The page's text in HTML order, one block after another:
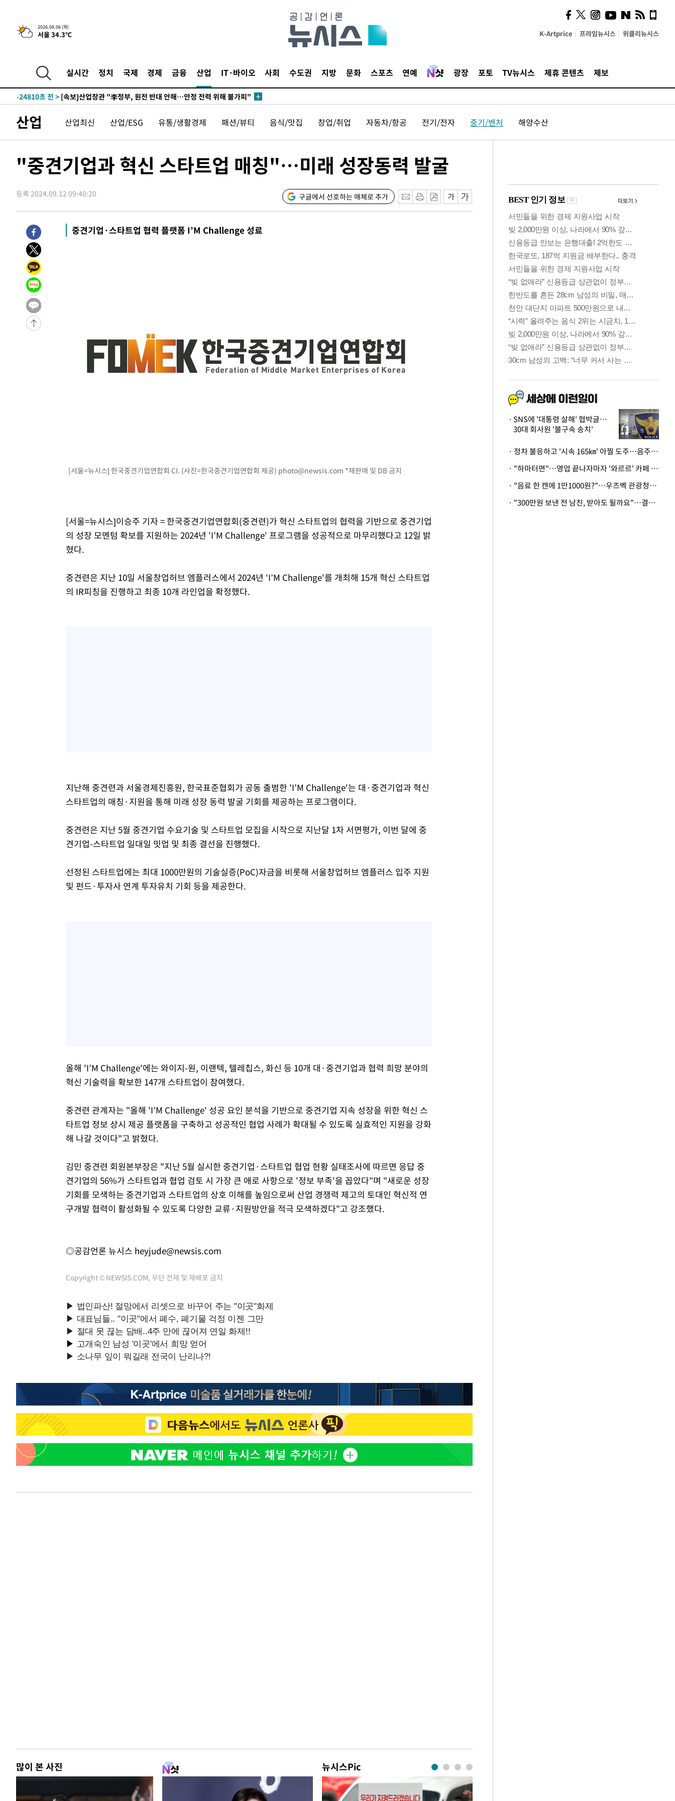
2026.08.06 (목)
서울 34.3℃ K-Artprice 프라임뉴시스 위클리뉴시스
실시간 정치 국제 경제 금융 산업 IT·바이오 사회 수도권 지방 문화 스포츠 연예 광장 포토 TV뉴시스 제휴 콘텐츠 제보
3시간 전 >[속보] "이란-오만, 호르무즈 해협 통행 항로 합의" 이란 외무부 대변인
-28312초 전 >
트럼프, 한국계 진보 주지사 후보 맹공…"공산주의가 최대 위협"
-28290초 전 >
-24810초 전 > [속보]산업장관 "李정부, 원전 반대 안해…안정 전력 위해 불가피"
색
-22894초 전 >
[속보]산업장관 "美무역법 제301조 과잉생산 결과 발표 8월 중 예
-22687초 전 >[속보]코스피 매도사이드카 발동…4%대 급락
-19520초 전 > 서울 열대야 15일째 지속…비공식 '초열대야' 30도 넘어
-18070초 전 >[속보]코스피, 119.51포인트(1.81%) 내린 6478.75 개장
-14517초 전 >6월 경상수지 497.3억 달러…두 달 연속 사상 최대
-14468초 전 >
서울 낮 39도 '폭염중대경보'…40도 관측 가능성도
-11830초 전 >
미 워싱턴주 스포캔 시의 통제불능 3개 산불, 방화선 일부 구축
-4003초 전 >
우 0.49%↑
-2358초 전 >
임 3년 인터뷰
3시간 전 >
-28675초 전 >
-28312초 전 >
-28290초 전 >
[속보]산업장관 "李정부, 원전 반대 안해…안정 전력 위해 불가피"
[속보]경찰, '홍명보 선임 논란' 대한축구협회·축구회관 등 압수수
[속보]산업장관 "美무역법 제301조 과잉생산 결과 발표 8월 중 예
미 워싱턴주 스포캔 시의 통제불능 3개 산불, 방화선 일부 구축
[속보] "이란-오만, 호르무즈 해협 통행 항로 합의" 이란 외무부 대변인
산업 산업최신 산업/ESG 유통/생활경제 패션/뷰티 음식/맛집 창업/취업 자동차/항공 전기/전자 중기/벤처 해양수산
"중견기업과 혁신 스타트업 매칭"…미래 성장동력 발굴
등록 2024.09.12 09:40:20 구글에서 선호하는 매체로 추가
중견기업·스타트업 협력 플랫폼 I’M Challenge 성료
[서울=뉴시스] 한국중견기업연합회 CI. (사진=한국중견기업연합회 제공) photo@newsis.com *재판매 및 DB 금지
[서울=뉴시스]이승주 기자 = 한국중견기업연합회(중견련)가 혁신 스타트업의 협력을 기반으로 중견기업
의 성장 모멘텀 확보를 지원하는 2024년 'I’M Challenge' 프로그램을 성공적으로 마무리했다고 12일 밝
혔다.
중견련은 지난 10일 서울창업허브 엠플러스에서 2024년 'I’M Challenge'를 개최해 15개 혁신 스타트업
의 IR피칭을 진행하고 최종 10개 라인업을 확정했다.
지난해 중견련과 서울경제진흥원, 한국표준협회가 공동 출범한 'I’M Challenge'는 대·중견기업과 혁신
스타트업의 매칭·지원을 통해 미래 성장 동력 발굴 기회를 제공하는 프로그램이다.
중견련은 지난 5월 중견기업 수요기술 및 스타트업 모집을 시작으로 지난달 1차 서면평가, 이번 달에 중
견기업-스타트업 일대일 밋업 및 최종 결선을 진행했다.
선정된 스타트업에는 최대 1000만원의 기술실증(PoC)자금을 비롯해 서울창업허브 엠플러스 입주 지원
및 펀드·투자사 연계 투자유치 기회 등을 제공한다.
올해 'I’M Challenge'에는 와이지-원, 이랜텍, 텔레칩스, 화신 등 10개 대·중견기업과 협력 희망 분야의
혁신 기술력을 확보한 147개 스타트업이 참여했다.
중견련 관계자는 "올해 'I’M Challenge' 성공 요인 분석을 기반으로 중견기업 지속 성장을 위한 혁신 스
타트업 정보 상시 제공 플랫폼을 구축하고 성공적인 협업 사례가 확대될 수 있도록 실효적인 지원을 강화
해 나갈 것이다"고 밝혔다.
김민 중견련 회원본부장은 "지난 5월 실시한 중견기업·스타트업 협업 현황 실태조사에 따르면 응답 중
견기업의 56%가 스타트업과 협업 검토 시 가장 큰 애로 사항으로 '정보 부족'을 꼽았다"며 "새로운 성장
기회를 모색하는 중견기업과 스타트업의 상호 이해를 높임으로써 산업 경쟁력 제고의 토대인 혁신적 연
구개발 협력이 활성화될 수 있도록 다양한 교류·지원방안을 적극 모색하겠다"고 강조했다.
◎공감언론 뉴시스 heyjude@newsis.com
Copyright © NEWSIS.COM, 무단 전재 및 재배포 금지
많이 본 사진 뉴시스Pic
계…'고급 가요'의 주체적
영토
SNS에 '대통령 살해' 협박글…
30대 회사원 '불구속 송치'
· 정차 불응하고 '시속 165㎞' 아찔 도주…음주운전자 체포
· "하마터면"…영업 끝나자마자 '와르르' 카페 테라스 덮친 대리석 외벽
· "음료 한 캔에 1만1000원?"…우즈벡 관광청까지 나섰다, 유튜버 폭로 후폭풍
· "300만원 보낸 전 남친, 받아도 될까요"…결혼 앞둔 예비신부의 뜻밖 고충